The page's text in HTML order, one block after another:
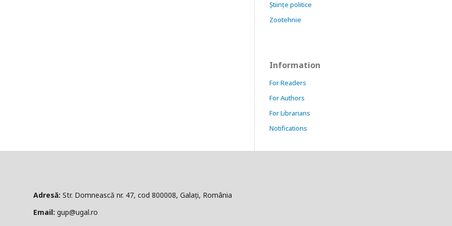
Științe politice
Zootehnie
Information
For Readers
For Authors
For Librarians
Notifications
Str. Domnească nr. 47, cod 800008, Galați, România
gup@ugal.ro